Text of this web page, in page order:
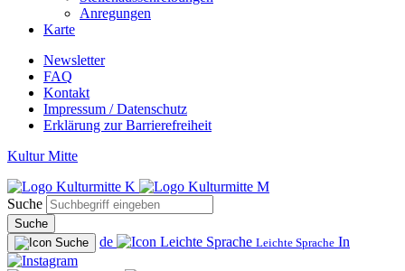
Anregungen
Karte
Newsletter
FAQ
Kontakt
Impressum / Datenschutz
Erklärung zur Barrierefreiheit
Kultur Mitte
Suche
Suche
de Leichte Sprache In